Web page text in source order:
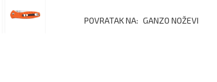
POVRATAK NA: GANZO NOŽEVI